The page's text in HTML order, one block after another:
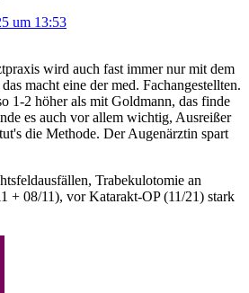
um 13:53
wird auch fast immer nur mit dem
macht eine der med. Fachangestellten.
1-2 höher als mit Goldmann, das finde
es auch vor allem wichtig, Ausreißer
die Methode. Der Augenärztin spart
Trabekulotomie an
+ 08/11), vor Katarakt-OP (11/21) stark